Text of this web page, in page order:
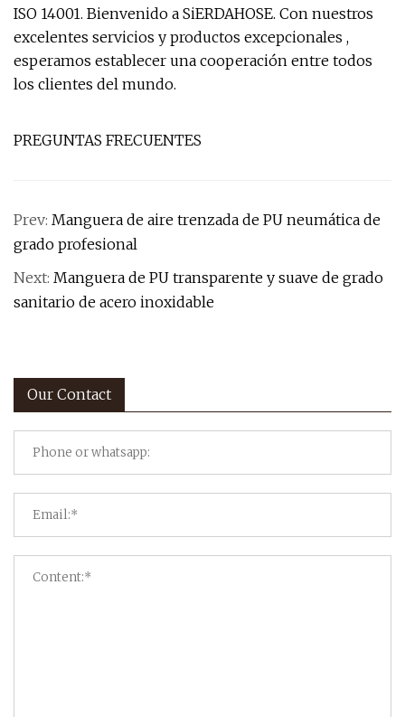
ISO 14001. Bienvenido a SiERDAHOSE. Con nuestros
excelentes servicios y productos excepcionales ,
esperamos establecer una cooperación entre todos
los clientes del mundo.
PREGUNTAS FRECUENTES
Prev: Manguera de aire trenzada de PU neumática de
grado profesional
Next: Manguera de PU transparente y suave de grado
sanitario de acero inoxidable
Our Contact